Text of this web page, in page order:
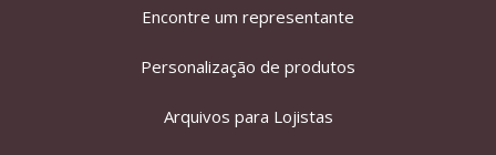
Encontre um representante
Personalização de produtos
Arquivos para Lojistas